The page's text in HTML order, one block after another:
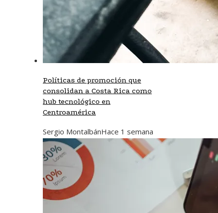
Políticas de promoción que
consolidan a Costa Rica como
hub tecnológico en
Centroamérica
Sergio MontalbánHace 1 semana